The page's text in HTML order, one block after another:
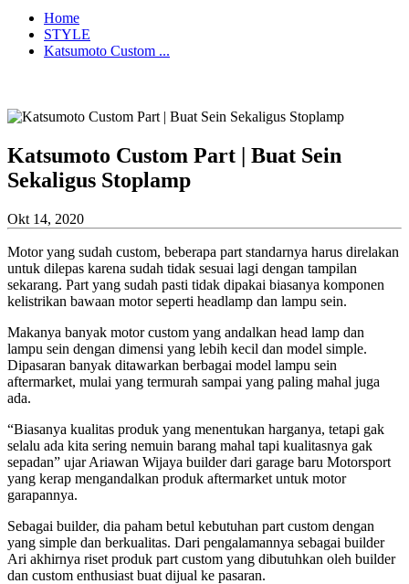
Home
STYLE
Katsumoto Custom ...
Katsumoto Custom Part | Buat Sein
Sekaligus Stoplamp
Okt 14, 2020
Motor yang sudah custom, beberapa part standarnya harus direlakan
untuk dilepas karena sudah tidak sesuai lagi dengan tampilan
sekarang. Part yang sudah pasti tidak dipakai biasanya komponen
kelistrikan bawaan motor seperti headlamp dan lampu sein.
Makanya banyak motor custom yang andalkan head lamp dan
lampu sein dengan dimensi yang lebih kecil dan model simple.
Dipasaran banyak ditawarkan berbagai model lampu sein
aftermarket, mulai yang termurah sampai yang paling mahal juga
ada.
“Biasanya kualitas produk yang menentukan harganya, tetapi gak
selalu ada kita sering nemuin barang mahal tapi kualitasnya gak
sepadan” ujar Ariawan Wijaya builder dari garage baru Motorsport
yang kerap mengandalkan produk aftermarket untuk motor
garapannya.
Sebagai builder, dia paham betul kebutuhan part custom dengan
yang simple dan berkualitas. Dari pengalamannya sebagai builder
Ari akhirnya riset produk part custom yang dibutuhkan oleh builder
dan custom enthusiast buat dijual ke pasaran.